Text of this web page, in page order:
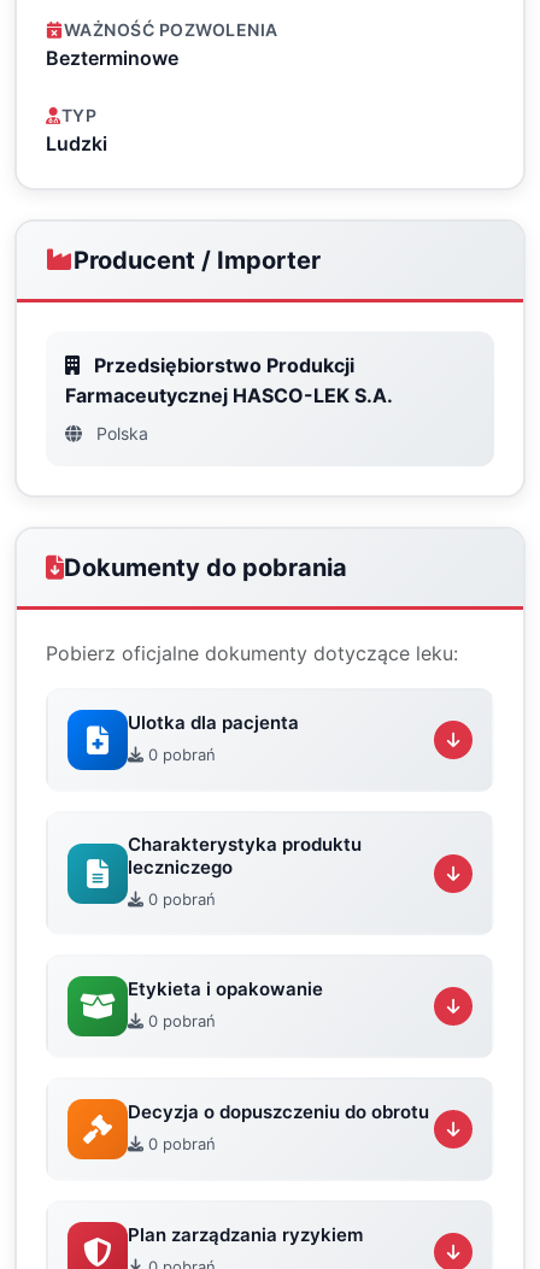
WAŻNOŚĆ POZWOLENIA
Bezterminowe
TYP
Ludzki
Producent / Importer
Przedsiębiorstwo Produkcji
Farmaceutycznej HASCO-LEK S.A.
Polska
Dokumenty do pobrania
Pobierz oficjalne dokumenty dotyczące leku:
Ulotka dla pacjenta
0 pobrań
Charakterystyka produktu
leczniczego
0 pobrań
Etykieta i opakowanie
0 pobrań
Decyzja o dopuszczeniu do obrotu
0 pobrań
Plan zarządzania ryzykiem